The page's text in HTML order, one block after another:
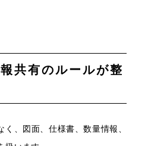
共有のルールが整
、図面、仕様書、数量情報、